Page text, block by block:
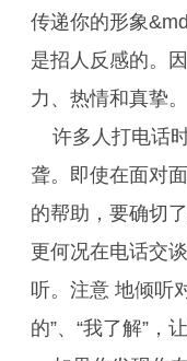
传递你的形象
是招人反感的。
力、热情和真挚。
许多人打电话
聋。即使在面对
的帮助，要确切
更何况在电话交
听。注意 地倾听
的”、“我了解”，